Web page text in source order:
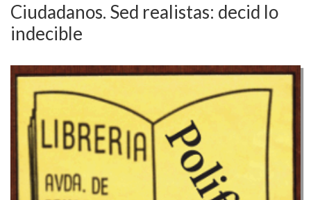
Ciudadanos. Sed realistas: decid lo
indecible